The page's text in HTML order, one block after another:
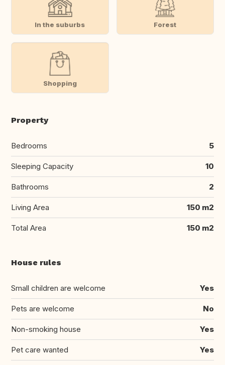
In the suburbs Forest
Shopping
Property
Bedrooms 5
Sleeping Capacity 10
Bathrooms 2
Living Area 150 m2
Total Area 150 m2
House rules
Small children are welcome Yes
Pets are welcome No
Non-smoking house Yes
Pet care wanted Yes